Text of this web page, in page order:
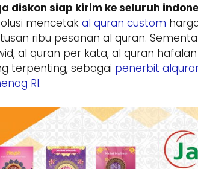
siap kirim ke seluruh
mencetak al quran custom
ribu pesanan al quran.
al quran per kata, al quran
terpenting, sebagai penerbit
RI.